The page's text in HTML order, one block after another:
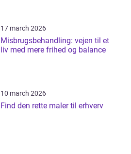
17 march 2026
Misbrugsbehandling: vejen til et
liv med mere frihed og balance
10 march 2026
Find den rette maler til erhverv